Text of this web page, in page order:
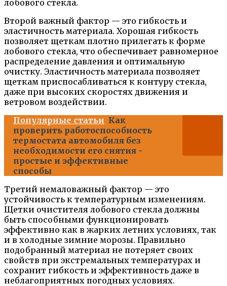
лобового стекла.
Второй важный фактор — это гибкость и
эластичность материала. Хорошая гибкость
позволяет щеткам плотно прилегать к форме
лобового стекла, что обеспечивает равномерное
распределение давления и оптимальную
очистку. Эластичность материала позволяет
щеткам приспосабливаться к контуру стекла,
даже при высоких скоростях движения и
ветровом воздействии.
Популярные статьи Как
проверить работоспособность
термостата автомобиля без
необходимости его снятия -
простые и эффективные
способы
Третий немаловажный фактор — это
устойчивость к температурным изменениям.
Щетки очистителя лобового стекла должны
быть способными функционировать
эффективно как в жарких летних условиях, так
и в холодные зимние морозы. Правильно
подобранный материал не потеряет своих
свойств при экстремальных температурах и
сохранит гибкость и эффективность даже в
неблагоприятных погодных условиях.